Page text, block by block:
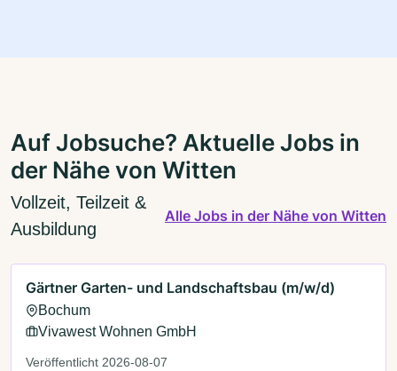
Auf Jobsuche? Aktuelle Jobs in
der Nähe von Witten
Vollzeit, Teilzeit &
Ausbildung
Alle Jobs in der Nähe von Witten
Gärtner Garten- und Landschaftsbau (m/w/d)
Bochum
Vivawest Wohnen GmbH
Veröffentlicht 2026-08-07